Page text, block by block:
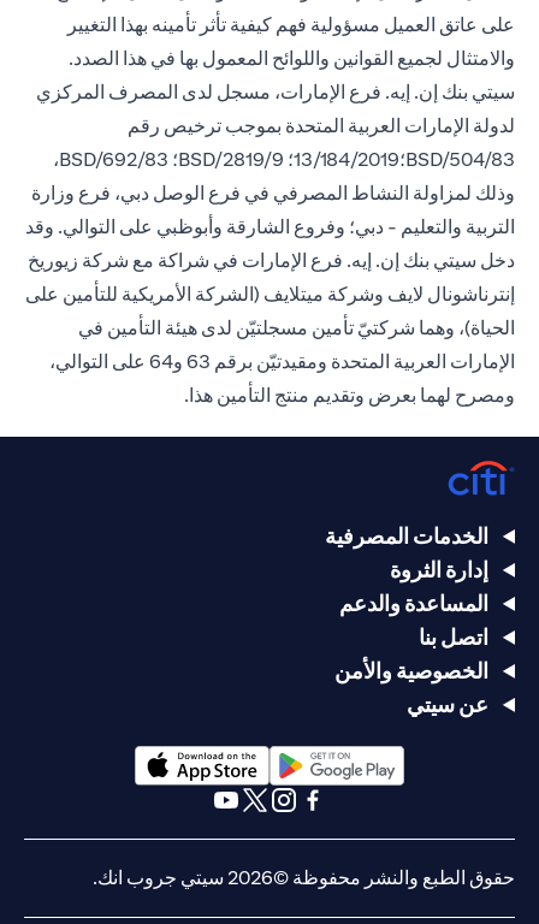
على عاتق العميل مسؤولية فهم كيفية تأثر تأمينه بهذا التغيير
والامتثال لجميع القوانين واللوائح المعمول بها في هذا الصدد.
سيتي بنك إن. إيه. فرع الإمارات، مسجل لدى المصرف المركزي
لدولة الإمارات العربية المتحدة بموجب ترخيص رقم
BSD/504/83؛13/184/2019؛ BSD/2819/9؛ BSD/692/83،
وذلك لمزاولة النشاط المصرفي في فرع الوصل دبي، فرع وزارة
التربية والتعليم - دبي؛ وفروع الشارقة وأبوظبي على التوالي. وقد
دخل سيتي بنك إن. إيه. فرع الإمارات في شراكة مع شركة زيوريخ
إنترناشونال لايف وشركة ميتلايف (الشركة الأمريكية للتأمين على
الحياة)، وهما شركتيّ تأمين مسجلتيّن لدى هيئة التأمين في
الإمارات العربية المتحدة ومقيدتيّن برقم 63 و64 على التوالي،
ومصرح لهما بعرض وتقديم منتج التأمين هذا.
الخدمات المصرفية
إدارة الثروة
المساعدة والدعم
اتصل بنا
الخصوصية والأمن
عن سيتي
(opens in a new tab)
حقوق الطبع والنشر محفوظة ©2026 سيتي جروب انك.